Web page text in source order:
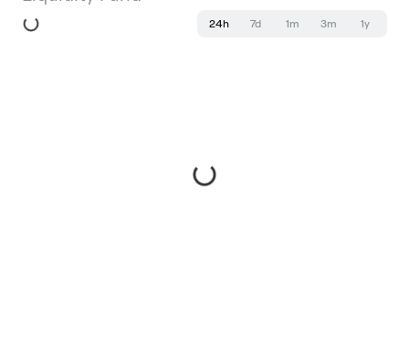
24h 7d 1m 3m 1y